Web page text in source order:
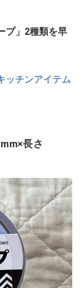
プ」2種類を早
ッチンアイテム
長さ